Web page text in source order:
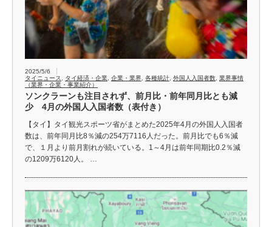
2025/5/6
タイニュース
タイ経済・企業 企業・業界 各種統計 外国人入国者数 業界事情
（業界・企業・事業紹介）
ソンクラーンも注目されず、前月比・前年同月比とも減
少 4月の外国人入国者数（表付き）
【タイ】タイ観光スポーツ省がまとめた2025年4月の外国人入国者
数は、前年同月比8％減の254万7116人だった。前月比でも6％減
で、１月より前月割れが続いている。1～4月は前年同期比0.2％減
の1209万6120人。 …